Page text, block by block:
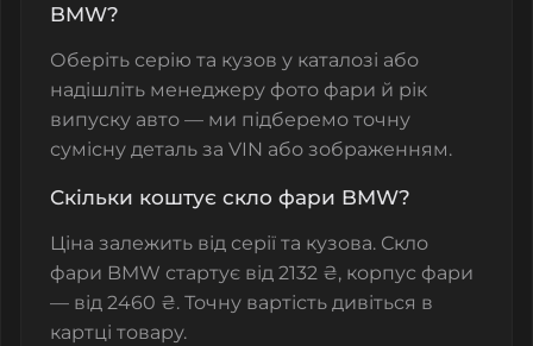
BMW?
Оберіть серію та кузов у каталозі або
надішліть менеджеру фото фари й рік
випуску авто — ми підберемо точну
сумісну деталь за VIN або зображенням.
Скільки коштує скло фари BMW?
Ціна залежить від серії та кузова. Скло
фари BMW стартує від 2132 ₴, корпус фари
— від 2460 ₴. Точну вартість дивіться в
картці товару.